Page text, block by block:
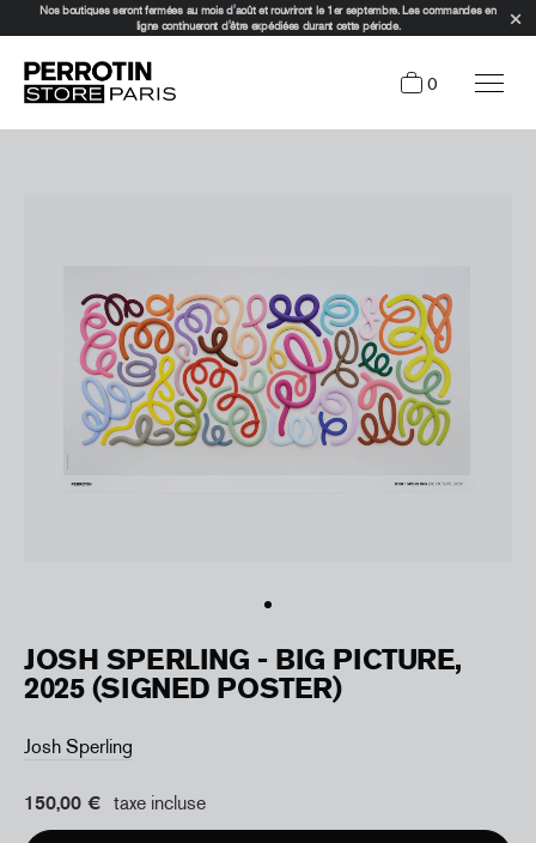
Nos boutiques seront fermées au mois d'août et rouvriront le 1er septembre. Les commandes en
ligne continueront d'être expédiées durant cette période.
0
JOSH SPERLING - BIG PICTURE,
2025 (SIGNED POSTER)
Josh Sperling
150,00 € taxe incluse